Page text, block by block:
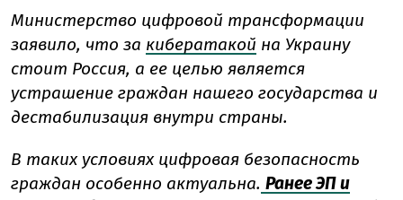
Министерство цифровой трансформации
заявило, что за кибератакой на Украину
стоит Россия, а ее целью является
устрашение граждан нашего государства и
дестабилизация внутри страны.
В таких условиях цифровая безопасность
граждан особенно актуальна. Ранее ЭП и